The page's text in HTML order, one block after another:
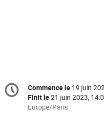
Information
de
Date/Heure
Commence le 19 juin
Finit le21 juin 2023,
Toutes
Europe/Paris